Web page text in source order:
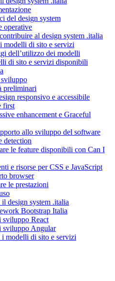
del design system
operative
al design system .italia
modelli di sito e servizi
dell’utilizzo dei modelli
di sito e servizi disponibili
preliminari
responsivo e accessibile
first
enhancement e Graceful
allo sviluppo del software
detection
le feature disponibili con Can I
e risorse per CSS e JavaScript
browser
le prestazioni
design system .italia
Bootstrap Italia
React
sviluppo Angular
modelli di sito e servizi